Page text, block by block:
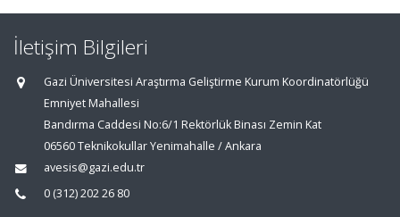
İletişim Bilgileri
Gazi Üniversitesi Araştırma Geliştirme Kurum Koordinatörlüğü
Emniyet Mahallesi
Bandırma Caddesi No:6/1 Rektörlük Binası Zemin Kat
06560 Teknikokullar Yenimahalle / Ankara
avesis@gazi.edu.tr
0 (312) 202 26 80